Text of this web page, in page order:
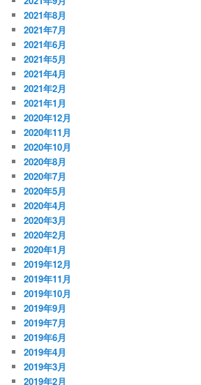
2021年8月
2021年7月
2021年6月
2021年5月
2021年4月
2021年2月
2021年1月
2020年12月
2020年11月
2020年10月
2020年8月
2020年7月
2020年5月
2020年4月
2020年3月
2020年2月
2020年1月
2019年12月
2019年11月
2019年10月
2019年9月
2019年7月
2019年6月
2019年4月
2019年3月
2019年2月